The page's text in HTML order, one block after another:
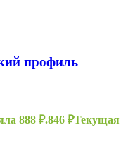
профиль
888 ₽.846 ₽Текущая